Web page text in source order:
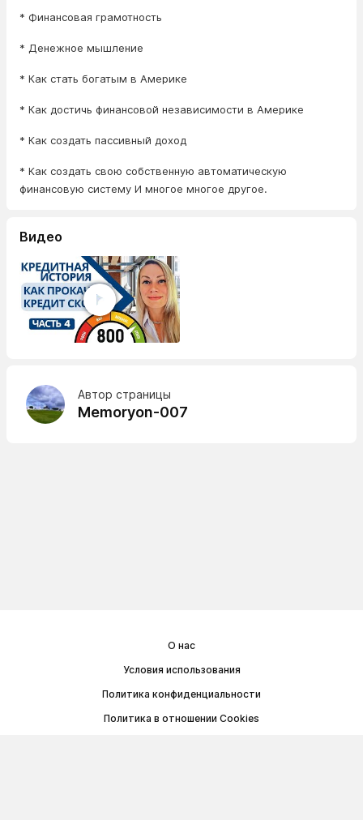
* Финансовая грамотность
* Денежное мышление
* Как стать богатым в Америке
* Как достичь финансовой независимости в Америке
* Как создать пассивный доход
* Как создать свою собственную автоматическую
финансовую систему И многое многое другое.
Видео
Автор страницы
Memoryon-007
О нас
Условия использования
Политика конфиденциальности
Политика в отношении Cookies